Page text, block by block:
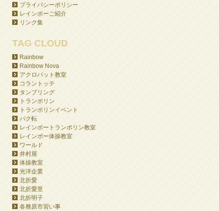
プライバシーポリシー
レインボーご紹介
リンク集
TAG CLOUD
Rainbow
Rainbow Nova
アクロバット教室
コラントッテ
タンブリング
トランポリン
トランポリンイベント
バク転
レインボートランポリン教室
レインボー体操教室
ワールド
井村屋
体操教室
光洋企業
北折愛
北折愛里
北折明子
各務原市習い事